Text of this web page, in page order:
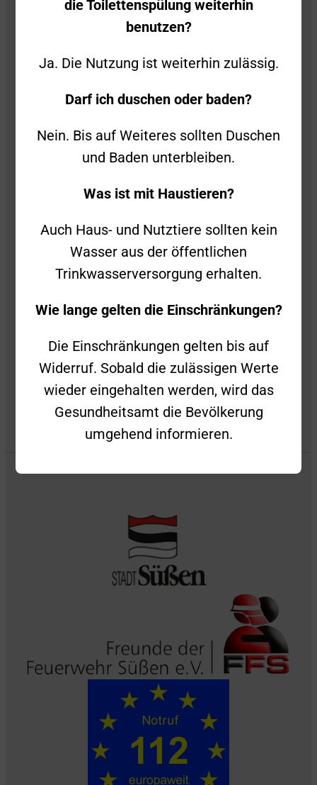
Freiwillige Feuerwehr Süßen
73079 Süßen
Kontakt
Impressum
Privatsphäre-Historie
die Toilettenspülung weiterhin
benutzen?
Ja. Die Nutzung ist weiterhin zulässig.
Darf ich duschen oder baden?
Nein. Bis auf Weiteres sollten Duschen
und Baden unterbleiben.
Was ist mit Haustieren?
Auch Haus- und Nutztiere sollten kein
Wasser aus der öffentlichen
Trinkwasserversorgung erhalten.
Wie lange gelten die Einschränkungen?
Die Einschränkungen gelten bis auf
Widerruf. Sobald die zulässigen Werte
wieder eingehalten werden, wird das
Gesundheitsamt die Bevölkerung
umgehend informieren.